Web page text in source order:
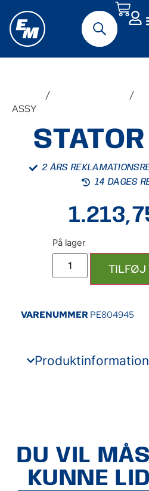
/ /
ASSY
2 ÅRS
14 DAGES
TILFØJ
VARENUMMER PE804945
Produktinformation
DU VIL
KUNNE